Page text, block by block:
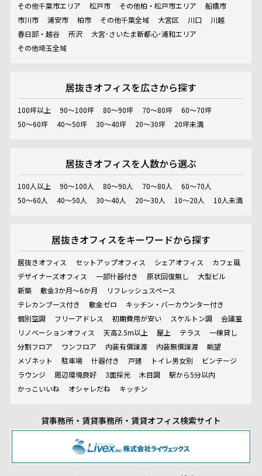
その他千葉市エリア
松戸市 その他柏・松戸市エリア
船橋市
市川市
浦安市 柏市 その他千葉全域 大宮区 川口
川越
春日部・越谷
所沢
大宮･さいたま新都心･浦和エリア
その他埼玉全域
居抜きオフィスを広さから探す
100坪以上 90～100坪 80～90坪 70～80坪
60～70坪
50～60坪
40～50坪 30～40坪 20～30坪 20坪未満
居抜きオフィスを人数から選ぶ
100人以上 90～100人 80～90人 70～80人
60～70人
50～60人
40～50人 30～40人 20～30人 10～20人 10人未満
居抜きオフィスをキーワードから探す
居抜きオフィス セットアップオフィス シェアオフィス
カフェ風
デザイナーズオフィス
一部什器付き 原状回復無し
大型ビル
新築
敷金3か月～6か月
リフレッシュスペース
テレカンブース付き
敷金ゼロ
キッチン・バーカウンター付き
個別空調
フリーアドレス 初期費用が安い スケルトン調
会議室
リノベーションオフィス
天高2.5m以上 屋上 テラス
一棟貸し
分割フロア
ワンフロア 内装有償譲渡 内装無償譲渡
眺望
メゾネット
駐車場 什器付き 戸建 トイレ男女別
ビンテージ
ラウンジ
周辺環境良好 3面採光 木目調
駅から5分以内
かっこいいね
オシャレだね キッチン
貸事務所・賃貸事務所・賃貸オフィス検索サイト